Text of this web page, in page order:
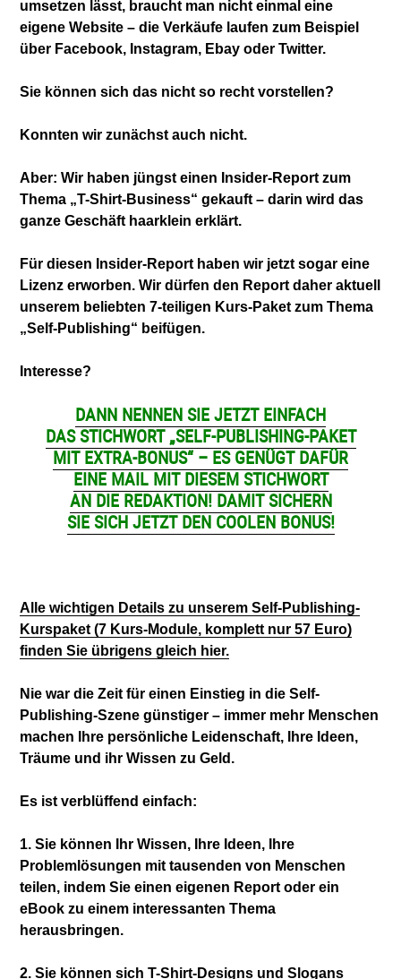
umsetzen lässt, braucht man nicht einmal eine
eigene Website – die Verkäufe laufen zum Beispiel
über Facebook, Instagram, Ebay oderTwitter.
Sie können sich das nicht so recht vorstellen?
Konnten wir zunächst auch nicht.
Aber: Wir haben jüngst einen Insider-Report zum
Thema „T-Shirt-Business“ gekauft – darin wirddas
ganze Geschäft haarklein erklärt.
Für diesen Insider-Report haben wir jetzt sogareine
Lizenz erworben. Wir dürfen den Report daher aktuell
unserem beliebten 7-teiligen Kurs-Paket zum Thema
„Self-Publishing“ beifügen.
Interesse?
DANN NENNEN SIE JETZT EINFACH
DASSTICHWORT „SELF-PUBLISHING-PAKET
MIT EXTRA-BONUS“ – ES GENÜGT DAFÜR
EINE MAIL MIT DIESEM STICHWORT
AN DIE REDAKTION! DAMIT SICHERN
SIE SICH JETZT DEN COOLEN BONUS!
Alle wichtigen Details zu unserem Self-Publishing-
Kurspaket (7 Kurs-Module, komplett nur 57 Euro)
finden Sie übrigens gleich hier.
Nie war die Zeit für einen Einstieg in die Self-
Publishing-Szene günstiger – immer mehr Menschen
machen Ihre persönliche Leidenschaft, Ihre Ideen,
Träume und ihr Wissen zu Geld.
Es ist verblüffend einfach:
1. Sie können Ihr Wissen, Ihre Ideen, Ihre
Problem lösungen mit tausenden von Menschen
teilen, indemSie einen eigenen Report oder ein
eBook zu einem interessanten Thema
herausbringen.
2. Sie können sich T-Shirt-Designs und Slogans